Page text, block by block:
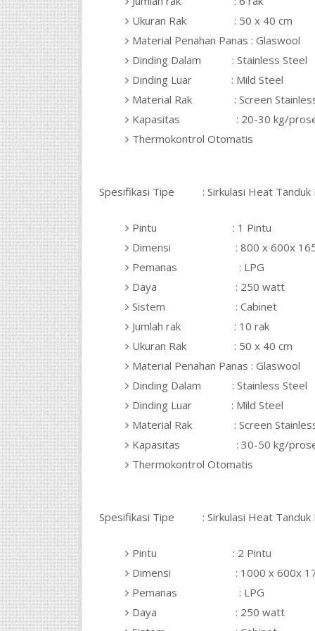
Ukuran Rak : 50 x 40 cm
Material Penahan Panas : Glaswool
Dinding Dalam : Stainless Steel
Dinding Luar : Mild Steel
Material Rak : Screen
Kapasitas : 20-30 kg/proses
Thermokontrol Otomatis
Spesifikasi Tipe : Sirkulasi Heat Tanduk
Pintu : 1 Pintu
Dimensi : 800 x 600x
Pemanas : LPG
Daya : 250 watt
Sistem : Cabinet
Jumlah rak : 10 rak
Ukuran Rak : 50 x 40 cm
Material Penahan Panas : Glaswool
Dinding Dalam : Stainless Steel
Dinding Luar : Mild Steel
Material Rak : Screen
Kapasitas : 30-50 kg/proses
Thermokontrol Otomatis
Spesifikasi Tipe : Sirkulasi Heat Tanduk
Pintu : 2 Pintu
Dimensi : 1000 x 600x
Pemanas : LPG
Daya : 250 watt